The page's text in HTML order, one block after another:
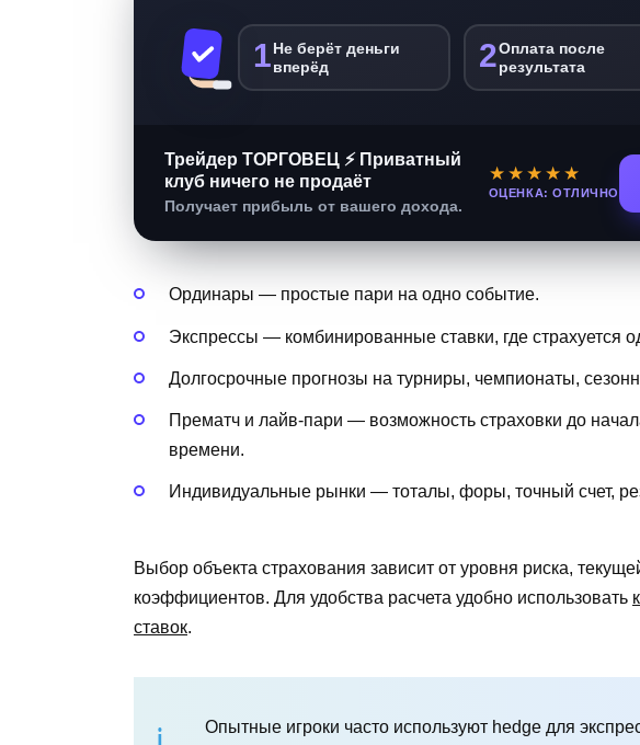
1 Не берёт деньги
вперёд
2Оплата после
результата
Трейдер ТОРГОВЕЦ ⚡ Приватный
клуб ничего не продаёт
Получает прибыль от вашего дохода.
★★★★★
ОЦЕНКА: ОТЛИЧНО
Ординары — простые пари на одно событие.
Экспрессы — комбинированные ставки, где страхуется
Долгосрочные прогнозы на турниры, чемпионаты,
Прематч и лайв-пари — возможность страховки до
времени.
Индивидуальные рынки — тоталы, форы, точный счет,
Выбор объекта страхования зависит от уровня риска,
коэффициентов. Для удобства расчета удобно использовать
ставок.
Опытные игроки часто используют hedge для